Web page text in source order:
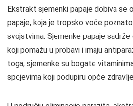
Ekstrakt sjemenki papaje dobiva se
papaje, koja je tropsko voće
svojstvima. Sjemenke papaje
koji pomažu u probavi i imaju
toga, sjemenke su bogate
spojevima koji podupiru opće